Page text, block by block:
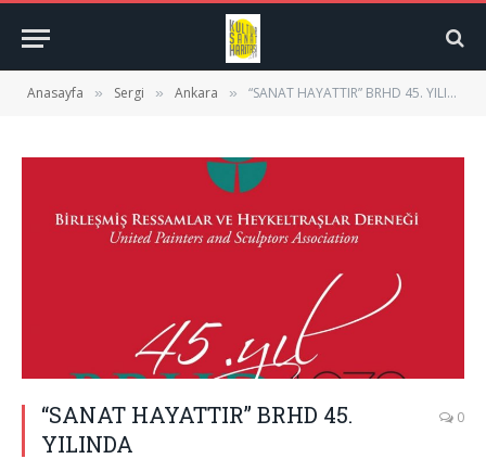
Anasayfa » Sergi » Ankara » “SANAT HAYATTIR” BRHD 45. YILINDA
“SANAT HAYATTIR” BRHD 45.
YILINDA
0